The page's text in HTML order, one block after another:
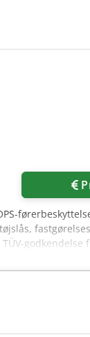
godkendelse
(2 foran og 1
WS, hydraulisk